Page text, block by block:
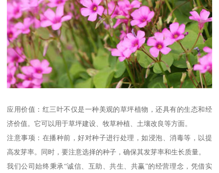
应用价值：红三叶不仅是一种美观的草坪植物，还具有的生态和经
济价值。它可以用于草坪建设、牧草种植、土壤改良等方面。
注意事项：在播种前，好对种子进行处理，如浸泡、消毒等，以提
高发芽率。同时，要注意选择的种子，确保其发芽率和生长质量。
我们公司始终秉承“诚信、互助、共生、共赢”的经营理念，凭借实